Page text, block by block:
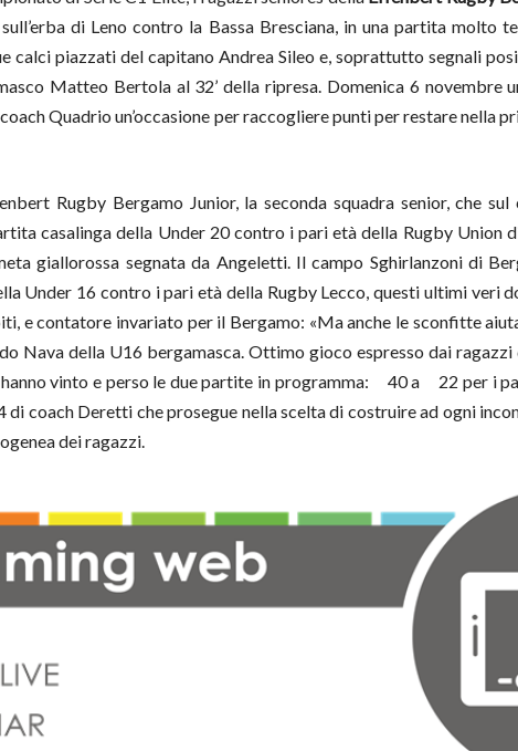
di Leno contro la Bassa Bresciana, in una partita molto
calci piazzati del capitano Andrea Sileo e, soprattutto segnali
Matteo Bertola al 32’ della ripresa. Domenica 6 novembre
Quadrio un’occasione per raccogliere punti per restare nella
Rugby Bergamo Junior, la seconda squadra senior, che
casalinga della Under 20 contro i pari età della Rugby Union
giallorossa segnata da Angeletti. Il campo Sghirlanzoni di
Under 16 contro i pari età della Rugby Lecco, questi ultimi veri
e contatore invariato per il Bergamo: «Ma anche le sconfitte
Nava della U16 bergamasca. Ottimo gioco espresso dai
vinto e perso le due partite in programma:
40 a 22 per i
coach Deretti che prosegue nella scelta di costruire ad ogni
dei ragazzi.